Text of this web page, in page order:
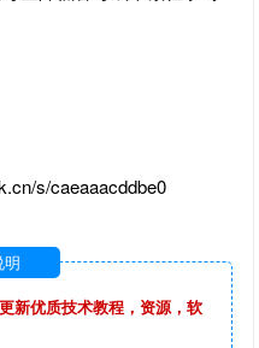
s/caeaaacddbe0
明
新优质技术教程，资源，软